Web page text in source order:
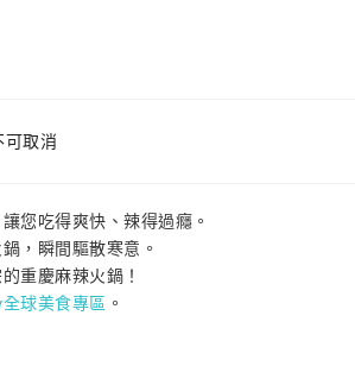
可取消
您吃得爽快、辣得過癮。
，瞬間驅散寒意。
重慶麻辣火鍋！
球美食專區 。